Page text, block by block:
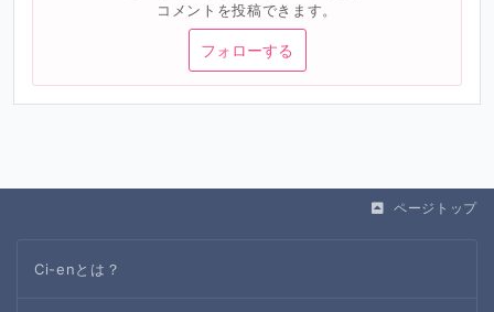
コメントを投稿できます。
フォローする
ページトップ
Ci-enとは？